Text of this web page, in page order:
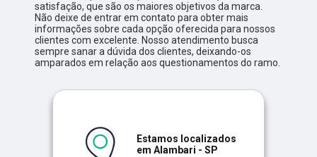
satisfação, que são os maiores objetivos da marca.
Não deixe de entrar em contato para obter mais
informações sobre cada opção oferecida para nossos
clientes com excelente. Nosso atendimento busca
sempre sanar a dúvida dos clientes, deixando-os
amparados em relação aos questionamentos do ramo.
Estamos localizados
em Alambari - SP